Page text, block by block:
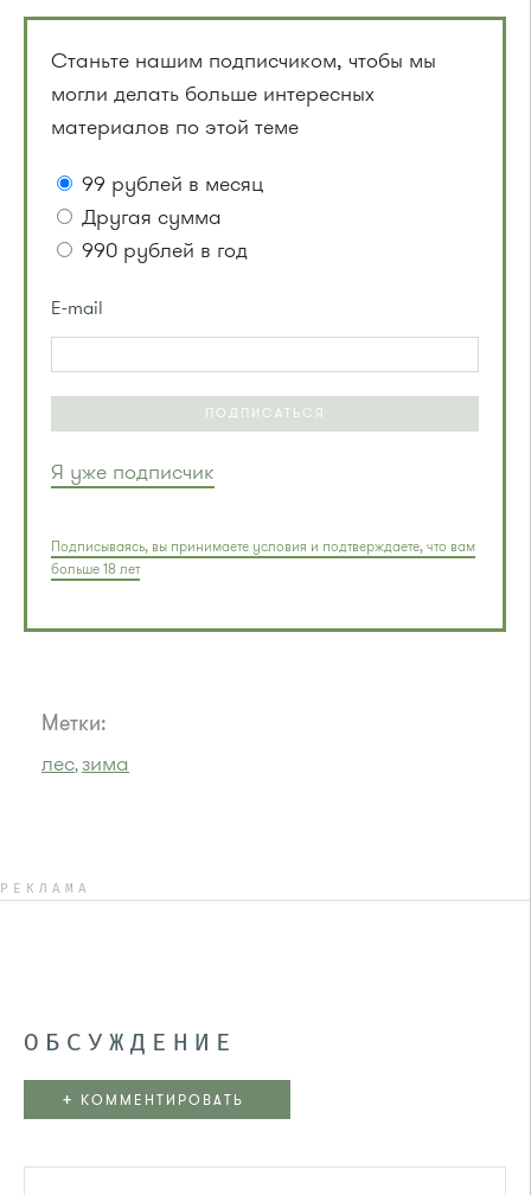
Станьте нашим подписчиком, чтобы мы
могли делать больше интересных
материалов по этой теме
99 рублей в месяц
Другая сумма
990 рублей в год
E-mail
ПОДПИСАТЬСЯ
Я уже подписчик
Подписываясь, вы принимаете условия и подтверждаете, что вам
больше 18 лет
Метки:
лес,зима
РЕКЛАМА
ОБСУЖДЕНИЕ
+ КОММЕНТИРОВАТЬ